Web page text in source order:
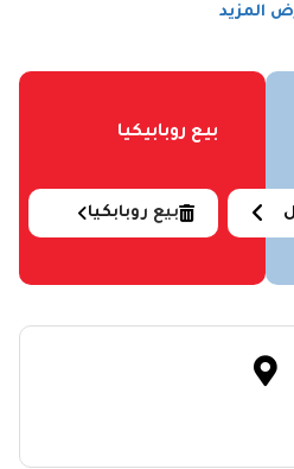
المزيد
بيع روبابيكيا
بيع روبابكيا